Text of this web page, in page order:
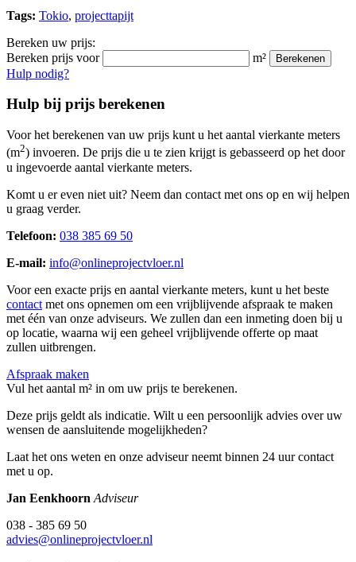
Tags: Tokio, projecttapijt
Bereken uw prijs:
Bereken prijs voor
m² Berekenen
Hulp nodig?
Hulp bij prijs berekenen
Voor het berekenen van uw prijs kunt u het aantal vierkante meters
(m2) invoeren. De prijs die u te zien krijgt is gebasseerd op het door
u ingevoerde aantal vierkante meters.
Komt u er even niet uit? Neem dan contact met ons op en wij helpen
u graag verder.
Telefoon: 038 385 69 50
E-mail: info@onlineprojectvloer.nl
Voor een exacte prijs en aantal vierkante meters, kunt u het beste
contact met ons opnemen om een vrijblijvende afspraak te maken
met één van onze adviseurs. We zullen dan een inmeting doen bij u
op locatie, waarna wij een geheel vrijblijvende offerte op maat
zullen uitbrengen.
Afspraak maken
Vul het aantal m² in om uw prijs te berekenen.
Deze prijs geldt als indicatie. Wilt u een persoonlijk advies over uw
wensen de aansluitende mogelijkheden?
Laat het ons weten en onze adviseur neemt binnen 24 uur contact
met u op.
Jan Eenkhoorn Adviseur
038 - 385 69 50
advies@onlineprojectvloer.nl